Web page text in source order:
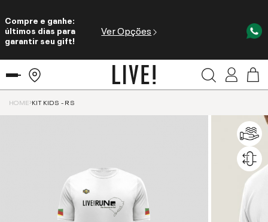
Compre e ganhe:
últimos dias para
garantir seu gift!
Ver Opções
HOME KIT KIDS - RS